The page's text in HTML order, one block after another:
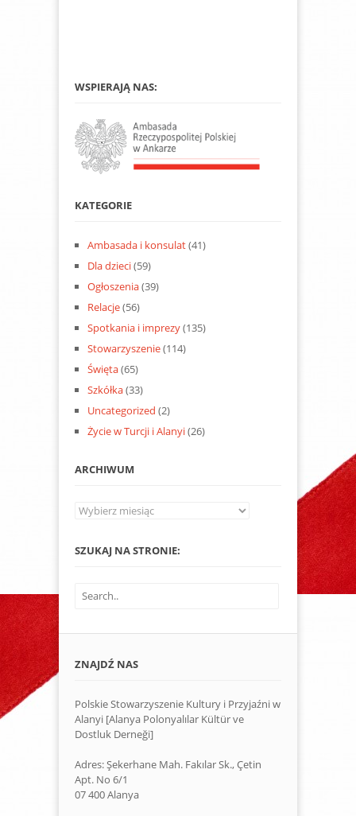
WSPIERAJĄ NAS:
KATEGORIE
Ambasada i konsulat(41)
Dla dzieci(59)
Ogłoszenia(39)
Relacje(56)
Spotkania i imprezy(135)
Stowarzyszenie(114)
Święta(65)
Szkółka(33)
Uncategorized (2)
Życie w Turcji i Alanyi(26)
ARCHIWUM
Archiwum
SZUKAJ NA STRONIE:
ZNAJDŹ NAS
Polskie Stowarzyszenie Kultury i Przyjaźni w
Alanyi [Alanya Polonyalılar Kültür ve
Dostluk Derneği]
Adres: Şekerhane Mah. Fakılar Sk., Çetin
Apt. No 6/1
07 400 Alanya